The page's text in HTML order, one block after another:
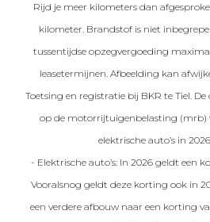
Rijd je meer kilometers dan
kilometer. Brandstof is niet
tussentijdse opzegvergoeding
leasetermijnen. Afbeelding kan
Toetsing en registratie bij BKR te Tiel.
op de motorrijtuigenbelasting (mrb)
elektrische auto’s in
- Elektrische auto’s: In 2026 geldt een
Vooralsnog geldt deze korting ook in
een verdere afbouw naar een korting